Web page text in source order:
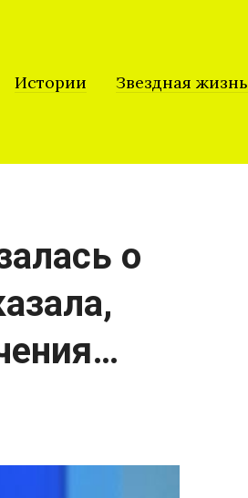
Истории Звездная жизнь
о